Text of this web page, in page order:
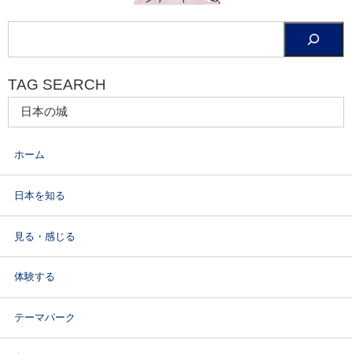
TAG SEARCH
ホーム
日本を知る
見る・感じる
体験する
テーマパーク